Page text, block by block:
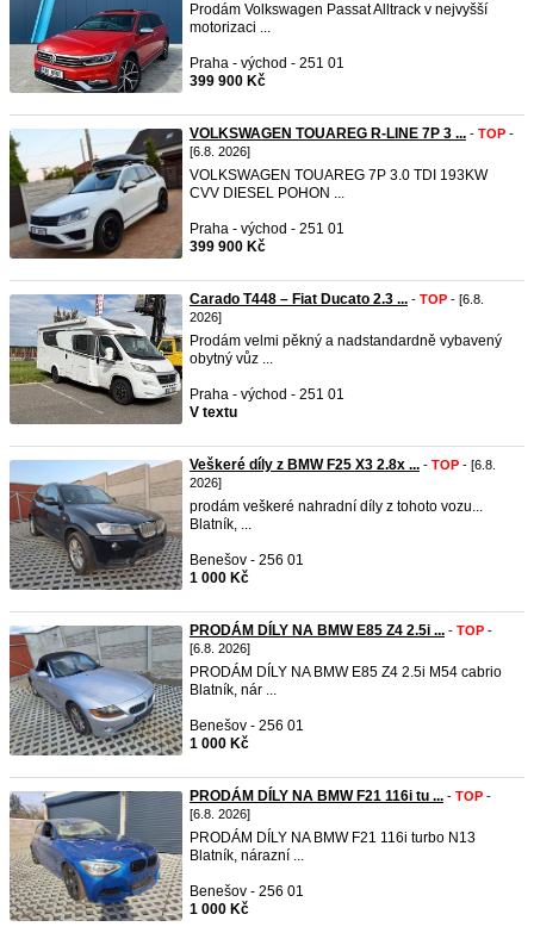
Prodám Volkswagen Passat Alltrack v nejvyšší
motorizaci ...
Praha - východ - 251 01
399 900 Kč
VOLKSWAGEN TOUAREG R-LINE 7P 3 ... - TOP -
[6.8. 2026]
VOLKSWAGEN TOUAREG 7P 3.0 TDI 193KW
CVV DIESEL POHON ...
Praha - východ - 251 01
399 900 Kč
Carado T448 – Fiat Ducato 2.3 ... - TOP - [6.8.
2026]
Prodám velmi pěkný a nadstandardně vybavený
obytný vůz ...
Praha - východ - 251 01
V textu
Veškeré díly z BMW F25 X3 2.8x ... - TOP - [6.8.
2026]
prodám veškeré nahradní díly z tohoto vozu...
Blatník, ...
Benešov - 256 01
1 000 Kč
PRODÁM DÍLY NA BMW E85 Z4 2.5i ... - TOP -
[6.8. 2026]
PRODÁM DÍLY NA BMW E85 Z4 2.5i M54 cabrio
Blatník, nár ...
Benešov - 256 01
1 000 Kč
PRODÁM DÍLY NA BMW F21 116i tu ... - TOP -
[6.8. 2026]
PRODÁM DÍLY NA BMW F21 116i turbo N13
Blatník, nárazní ...
Benešov - 256 01
1 000 Kč